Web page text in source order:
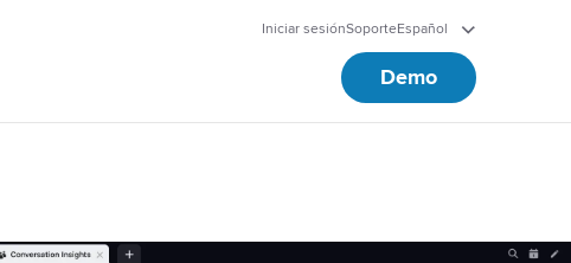
Iniciar sesiónSoporteEspañol
Demo